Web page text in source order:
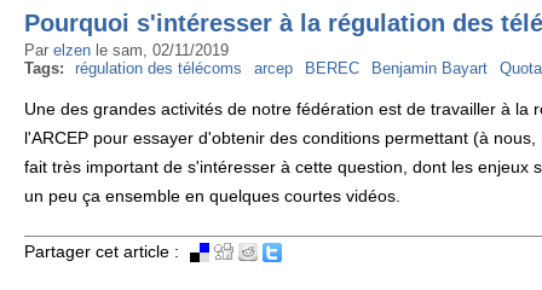
Pourquoi s'intéresser à la régulation des
Par elzen le sam, 02/11/2019
Tags:
régulation des télécoms arcep BEREC Benjamin Bayart
Une des grandes activités de notre fédération est de travailler à la
l'ARCEP pour essayer d'obtenir des conditions permettant (à
fait très important de s'intéresser à cette question, dont les enjeux
un peu ça ensemble en quelques courtes vidéos.
Partager cet article :